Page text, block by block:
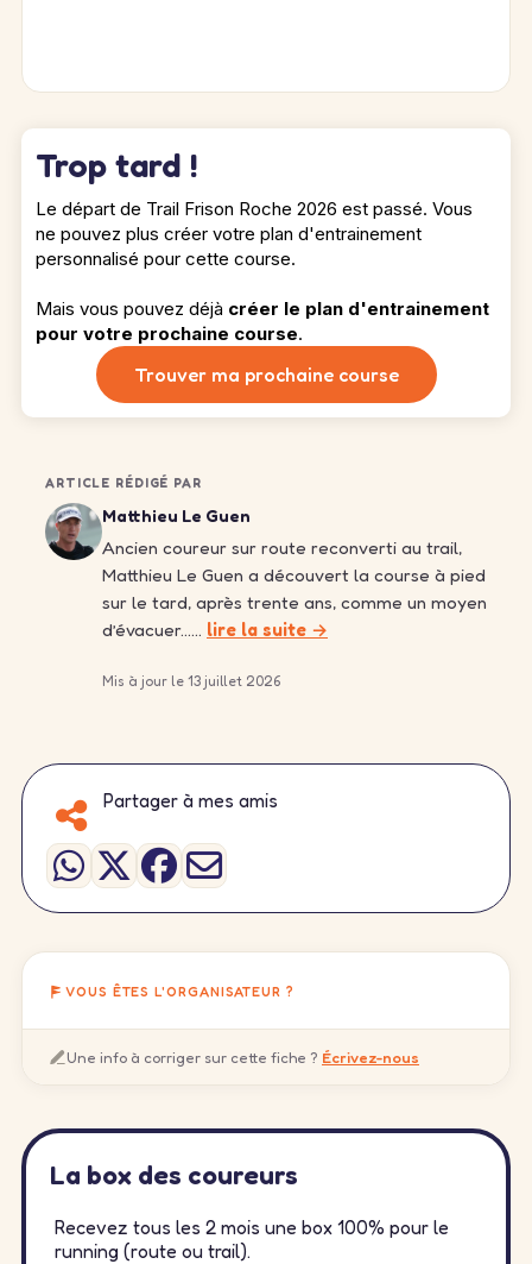
Trop tard !
Le départ de Trail Frison Roche 2026 est passé. Vous
ne pouvez plus créer votre plan d'entrainement
personnalisé pour cette course.
Mais vous pouvez déjà créer le plan d'entrainement
pour votre prochaine course.
Trouver ma prochaine course
ARTICLE RÉDIGÉ PAR
Matthieu Le Guen
Ancien coureur sur route reconverti au trail,
Matthieu Le Guen a découvert la course à pied
sur le tard, après trente ans, comme un moyen
d’évacuer…… lire la suite →
Mis à jour le 13 juillet 2026
Partager à mes amis
VOUS ÊTES L'ORGANISATEUR ?
Une info à corriger sur cette fiche ? Écrivez-nous
La box des coureurs
Recevez tous les 2 mois une box 100% pour le
running (route ou trail).